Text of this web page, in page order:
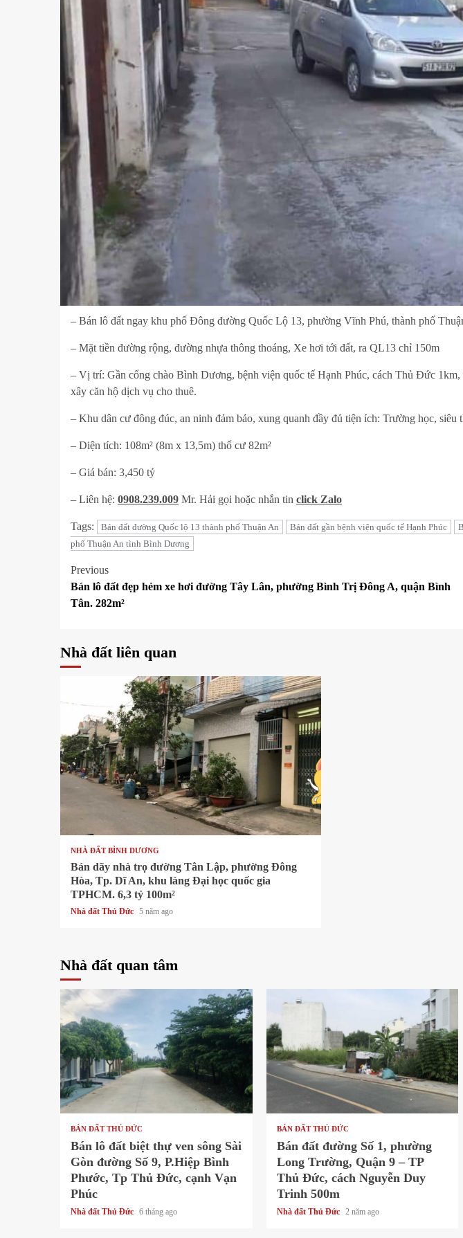
– Bán lô đất ngay khu phố Đông đường Quốc Lộ 13, phường Vĩnh Phú, thành phố
– Mặt tiền đường rộng, đường nhựa thông thoáng, Xe hơi tới đất, ra QL13 chỉ 150m
– Vị trí: Gần cổng chào Bình Dương, bệnh viện quốc tế Hạnh Phúc, cách Thủ Đức
xây căn hộ dịch vụ cho thuê.
– Khu dân cư đông đúc, an ninh đảm bảo, xung quanh đầy đủ tiện ích: Trường học, siêu
– Diện tích: 108m² (8m x 13,5m) thổ cư 82m²
– Giá bán: 3,450 tỷ
– Liên hệ: 0908.239.009 Mr. Hải gọi hoặc nhắn tin click Zalo
Tags: Bán đất đường Quốc lộ 13 thành phố Thuận An Bán đất gần bệnh viện quốc tế Hạnh Phúc
phố Thuận An tình Bình Dương
Post
navigation
Previous
Bán lô đất đẹp hẻm xe hơi đường Tây Lân, phường Bình Trị Đông A, quận Bình
Tân. 282m²
Nhà đất liên quan
NHÀ ĐẤT BÌNH DƯƠNG
Bán dãy nhà trọ đường Tân Lập, phường Đông
Hòa, Tp. Dĩ An, khu làng Đại học quốc gia
TPHCM. 6,3 tỷ 100m²
Nhà đất Thủ Đức 5 năm ago
Nhà đất quan tâm
1 min read
BÁN ĐẤT THỦ ĐỨC
Bán lô đất biệt thự ven sông Sài
Gòn đường Số 9, P.Hiệp Bình
Phước, Tp Thủ Đức, cạnh Vạn
Phúc
Nhà đất Thủ Đức 6 tháng ago
1 min read
BÁN ĐẤT THỦ ĐỨC
Bán đất đường Số 1, phường
Long Trường, Quận 9 – TP
Thủ Đức, cách Nguyễn Duy
Trinh 500m
Nhà đất Thủ Đức 2 năm ago